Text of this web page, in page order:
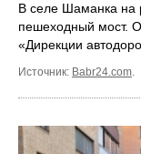
В селе Шаманка на
пешеходный мост.
«Дирекции
Источник: Babr24.com